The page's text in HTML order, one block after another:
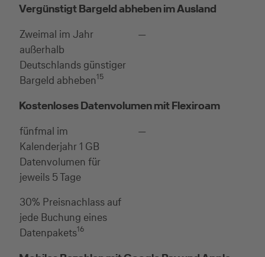
Vergünstigt Bargeld abheben im Ausland
Zweimal im Jahr
außerhalb
Deutschlands günstiger
Bargeld abheben15
—
Kostenloses Datenvolumen mit Flexiroam
fünfmal im
Kalenderjahr 1 GB
Datenvolumen für
jeweils 5 Tage
30% Preisnachlass auf
jede Buchung eines
Datenpakets16
—